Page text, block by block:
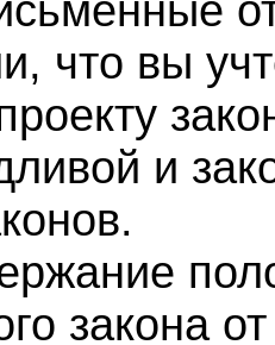
что вы
и
закона